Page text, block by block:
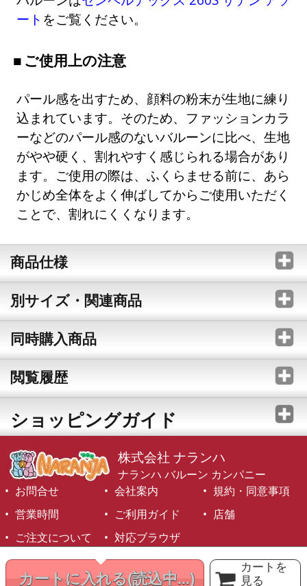
カートに入れる(読込中...)
カートを
見る
ート をご覧ください。
ご使用上の注意
パール感を出すため、顔料の粉末が生地に練り
込まれています。そのため、ファッションカラ
ーなどのパール感のないバルーンに比べ、生地
がやや硬く、割れやすく感じられる場合があり
ます。ご使用の際は、ふくらませる前に、あら
かじめ全体をよく伸ばしてからご使用いただく
ことで、割れにくくなります。
商品仕様
別サイズ・関連商品
同時購入商品
閲覧履歴
ショッピングガイド
株式会社 ナランハ
ナランハ バルーン カンパニー
お問合せ
会社案内
規約・同意事項
営業時間
ご利用ガイド
店舗
ご注文について
対応ブラウザ
©1999-2026 NARANJA Inc. All Rights Reserved.